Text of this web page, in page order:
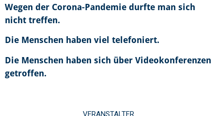
Wegen der Corona-Pandemie durfte man sich
nicht treffen.
Die Menschen haben viel telefoniert.
Die Menschen haben sich über Videokonferenzen
getroffen.
VERANSTALTER